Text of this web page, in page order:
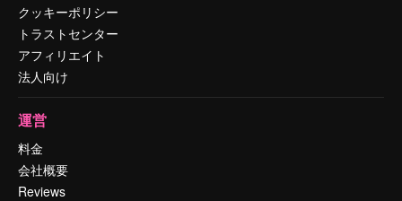
クッキーポリシー
トラストセンター
アフィリエイト
法人向け
運営
料金
会社概要
Reviews